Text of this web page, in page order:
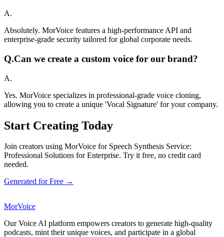
A.
Absolutely. MorVoice features a high-performance API and
enterprise-grade security tailored for global corporate needs.
Q.Can we create a custom voice for our brand?
A.
Yes. MorVoice specializes in professional-grade voice cloning,
allowing you to create a unique 'Vocal Signature' for your company.
Start Creating Today
Join creators using MorVoice for Speech Synthesis Service:
Professional Solutions for Enterprise. Try it free, no credit card
needed.
Generated for Free →
MorVoice
Our Voice AI platform empowers creators to generate high-quality
podcasts, mint their unique voices, and participate in a global